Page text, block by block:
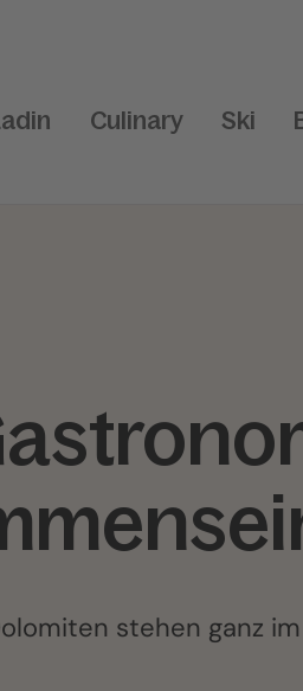
Culinary Ski
stehen ganz im